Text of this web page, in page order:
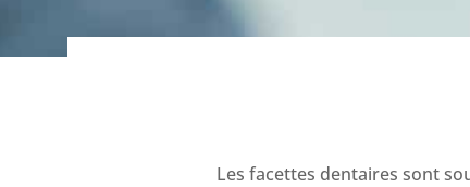
Les facettes dentaires sont